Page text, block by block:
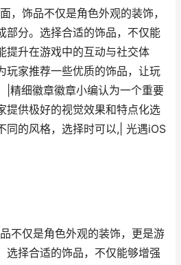
，饰品不仅是角色外观的装饰，
部分。选择合适的饰品，不仅能
提升在游戏中的互动与社交体
玩家推荐一些优质的饰品，让玩
|精细徽章徽章小编认为一个重要
提供极好的视觉效果和特点化选
同的风格，选择时可以,| 光遇iOS
不仅是角色外观的装饰，更是游
选择合适的饰品，不仅能够增强